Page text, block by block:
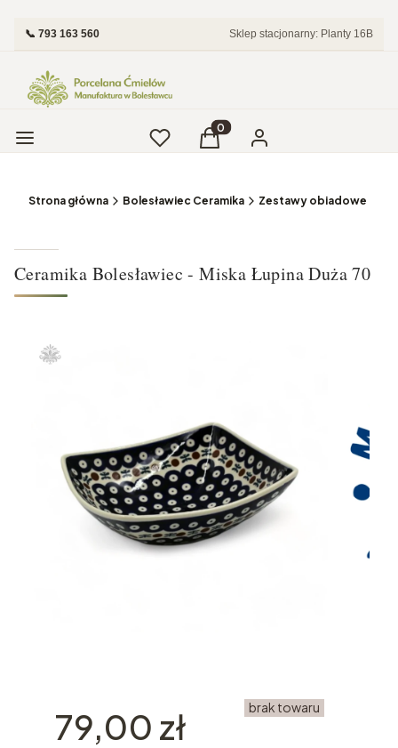
📞 793 163 560 Sklep stacjonarny: Planty 16B
Menu UlubioneProdukty w koszyku: 0.
Koszyk Zaloguj się
Strona główna Bolesławiec Ceramika Zestawy obiadowe i
Ceramika Bolesławiec - Miska Łupina Duża 70
Cena
79,00 zł brak towaru